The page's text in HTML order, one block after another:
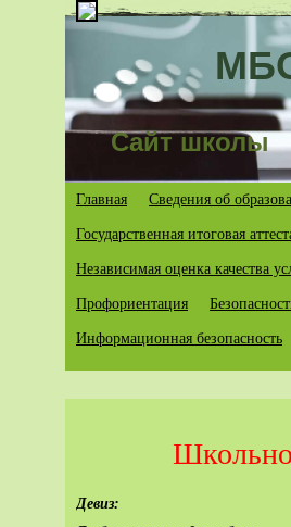
Сайт школы
Главная Сведения об
Государственная итоговая
Независимая оценка качества
Профориентация
Информационная безопасность
Девиз: